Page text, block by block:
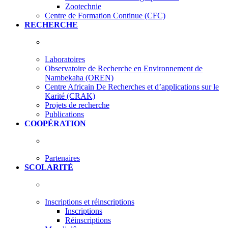
Zootechnie
Centre de Formation Continue (CFC)
RECHERCHE
Laboratoires
Observatoire de Recherche en Environnement de
Nambekaha (OREN)
Centre Africain De Recherches et d’applications sur le
Karité (CRAK)
Projets de recherche
Publications
COOPÉRATION
Partenaires
SCOLARITÉ
Inscriptions et réinscriptions
Inscriptions
Réinscriptions